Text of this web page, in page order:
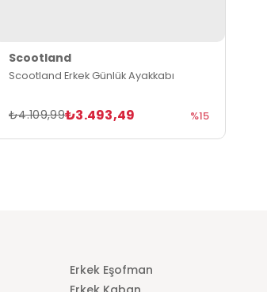
Scootland
Scootland Erkek Günlük Ayakkabı
₺3.493,49
₺4.109,99 %15
Erkek Eşofman